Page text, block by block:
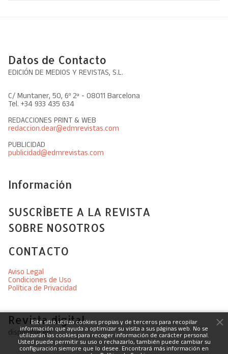
Datos de Contacto
EDICIÓN DE MEDIOS Y REVISTAS, S.L.
C/ Muntaner, 50, 6º 2ª - 08011 Barcelona
Tel. +34 933 435 634
REDACCIONES PRINT & WEB
redaccion.dear@edmrevistas.com
PUBLICIDAD
publicidad@edmrevistas.com
Información
SUSCRÌBETE A LA REVISTA
SOBRE NOSOTROS
CONTACTO
Aviso Legal
Condiciones de Uso
Política de Privacidad
Revista digital
disponible en
Este sitio utiliza cookies propias y de terceros para recopilar
información que ayuda a optimizar su visita a sus páginas web. No se
utilizarán las cookies para recoger información de carácter personal.
Usted puede permitir su uso o rechazarlo, también puede cambiar su
configuración siempre que lo desee. Encontrará más información en